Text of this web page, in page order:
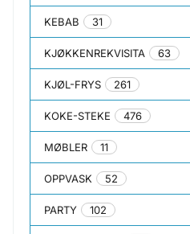
KEBAB 31
KJØKKENREKVISITA 63
KJØL-FRYS 261
KOKE-STEKE 476
MØBLER 11
OPPVASK 52
PARTY 102